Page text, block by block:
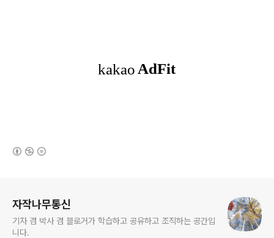
자작나무통신
기자 겸 박사 겸 블로거가 학습하고 공유하고 조직하는 공간입
니다.